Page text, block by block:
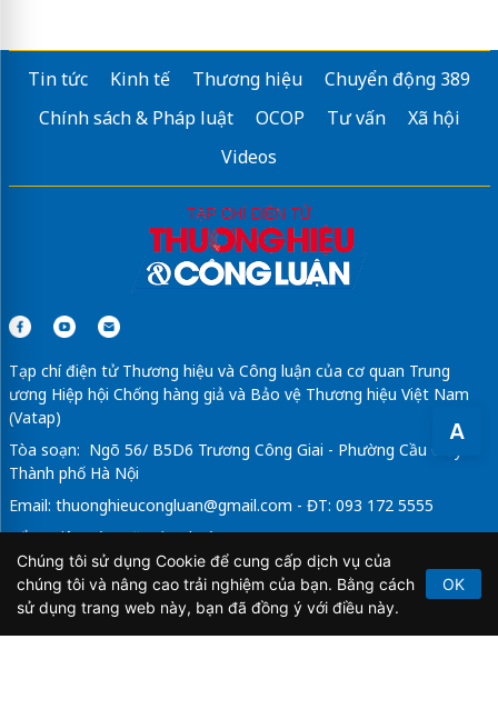
A
Tin tức Kinh tế Thương hiệu
Chuyển động 389
Chính sách & Pháp luật
OCOP Tư vấn
Xã hội
Videos
Tạp chí điện tử Thương hiệu và Công luận của cơ quan Trung
ương Hiệp hội Chống hàng giả và Bảo vệ Thương hiệu Việt Nam
(Vatap)
Tòa soạn: Ngõ 56/ B5D6 Trương Công Giai - Phường Cầu Giấy -
Thành phố Hà Nội
Email: thuonghieucongluan@gmail.com - ĐT: 093 172 5555
Tổng Biên Tập: Vũ Đức Thuận
Giấy phép hoạt động báo chí điện tử số 64/GP-BTTTT do Bộ
Thông tin và Truyền thông cấp ngày 21/2/2020.
Chúng tôi sử dụng Cookie để cung cấp dịch vụ của
chúng tôi và nâng cao trải nghiệm của bạn. Bằng cách
sử dụng trang web này, bạn đã đồng ý với điều này.
OK